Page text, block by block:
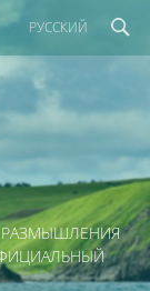
РУССКИЙ
РАЗМЫШЛЕНИЯ